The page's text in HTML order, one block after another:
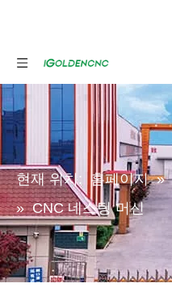
현재 위치: 홈페이지 »
» CNC 네스팅 머신